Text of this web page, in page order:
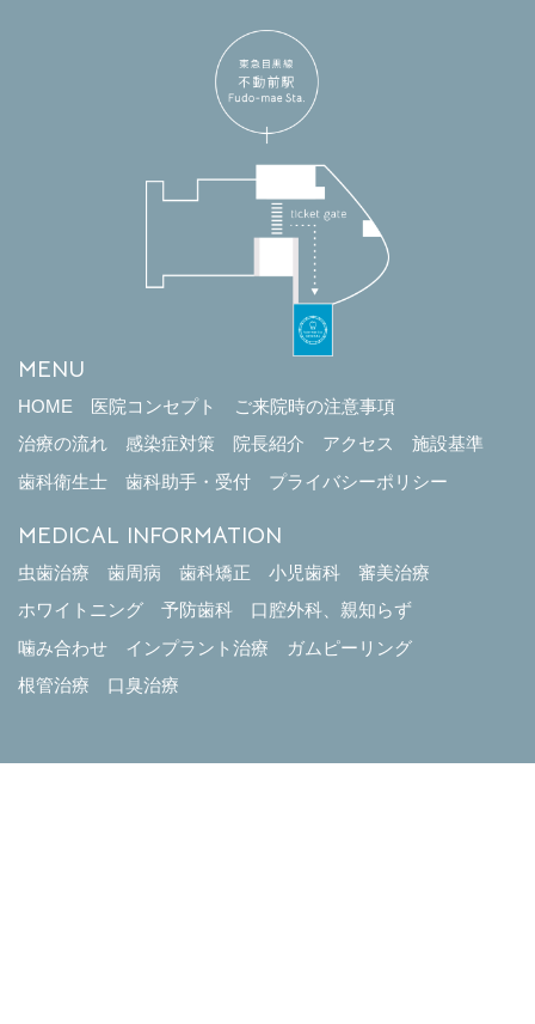
MENU
HOME 医院コンセプト
ご来院時の注意事項
治療の流れ
感染症対策 院長紹介 アクセス
施設基準
歯科衛生士
歯科助手・受付 プライバシーポリシー
MEDICAL INFORMATION
虫歯治療 歯周病 歯科矯正 小児歯科
審美治療
ホワイトニング
予防歯科
口腔外科、親知らず
噛み合わせ
インプラント治療
ガムピーリング
根管治療
口臭治療